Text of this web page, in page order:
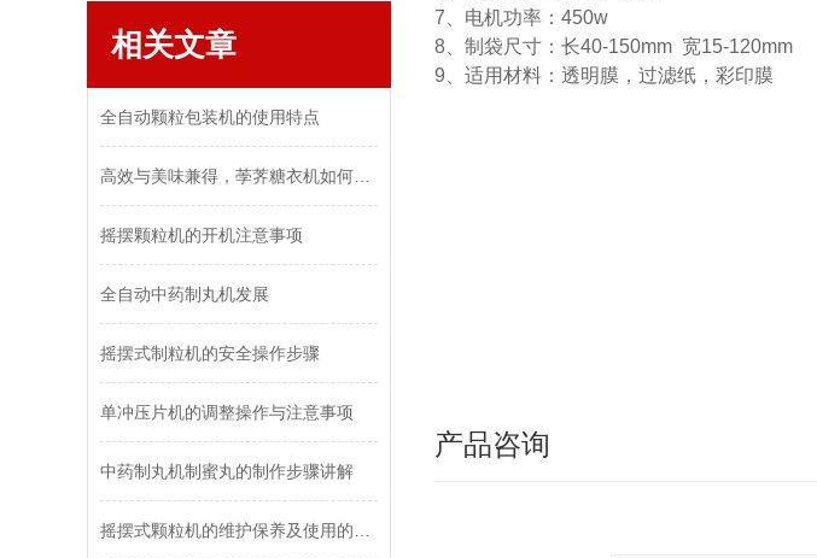
相关文章
全自动颗粒包装机的使用特点
摇摆颗粒机的开机注意事项
全自动中药制丸机发展
摇摆式制粒机的安全操作步骤
单冲压片机的调整操作与注意事项
中药制丸机制蜜丸的制作步骤讲解
7、电机功率：450w
8、 制袋尺寸：长40-150mm 宽15-120mm
9、适用材料：透明膜，过滤纸，彩印膜
产品咨询